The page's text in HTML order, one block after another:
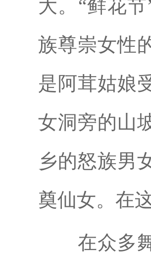
大。“鲜花
族尊崇女性
是阿茸姑娘
女洞旁的山
乡的怒族男
奠仙女。在
在众多舞